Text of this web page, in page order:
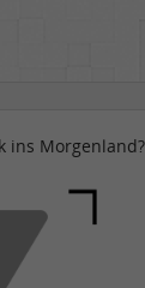
ins Morgenland?